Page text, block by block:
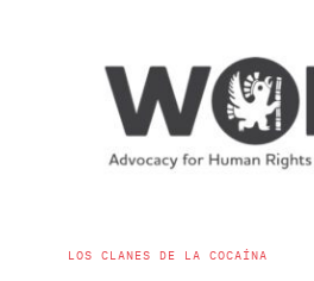
LOS CLANES DE LA COCAÍNA